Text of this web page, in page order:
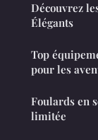
Découvrez
Élégants
Top
pour les
Foulards en
limitée